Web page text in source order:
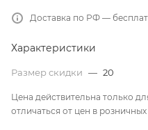
Доставка по РФ —
Характеристики
Размер скидки — 20
Цена действительна только
отличаться от цен в